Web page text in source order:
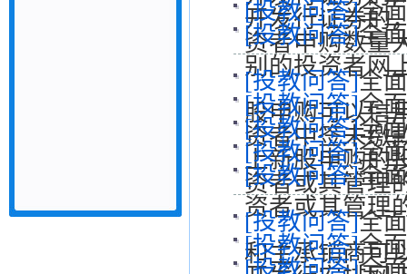
开发行证券的
[投教问答]全
资者申购数量
[投教问答]全
别的投资者网
[投教问答]全
股申购可以信
[投教问答]全
资者中签未缴
[投教问答]全
上新股申购的
[投教问答]全
资者或其管理
[投教问答]全
资者或其管理
[投教问答]全
和主承销商可
[投教问答]全
[投教问答]全